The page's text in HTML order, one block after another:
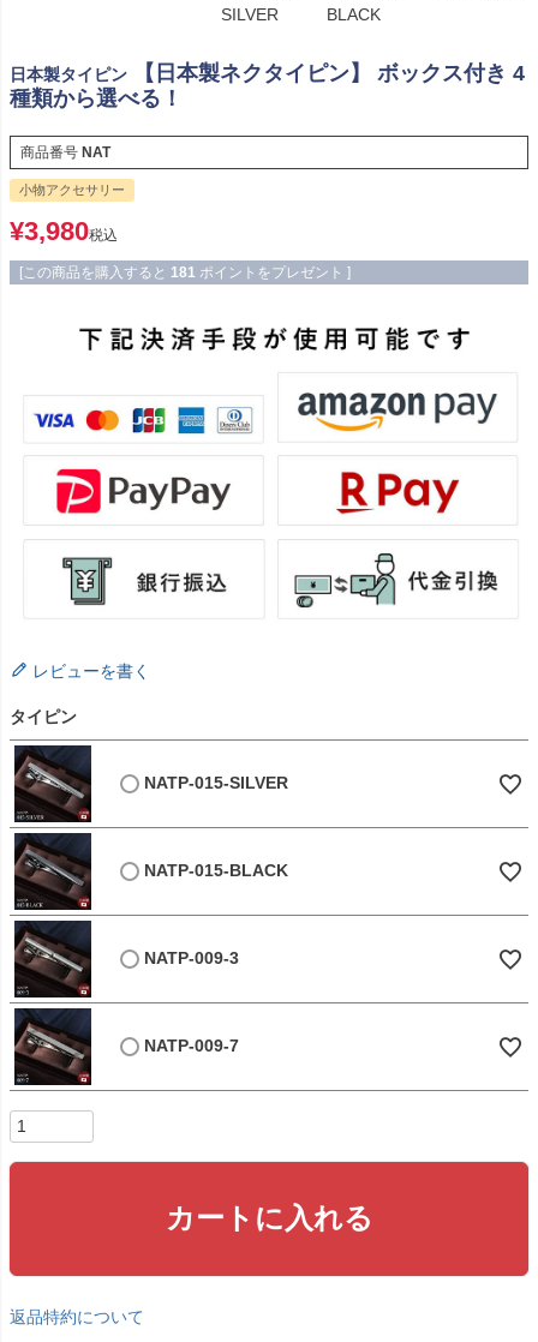
SILVER
BLACK
日本製タイピン
【日本製ネクタイピン】 ボックス付き 4
種類から選べる！
商品番号 NAT
小物アクセサリー
¥3,980税込
[この商品を購入すると 181 ポイントをプレゼント ]
レビューを書く
タイピン
NATP-015-SILVER
NATP-015-BLACK
NATP-009-3
NATP-009-7
カートに入れる
返品特約について